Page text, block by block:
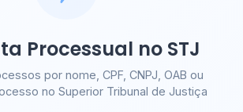
Processual no STJ
por nome, CPF, CNPJ, OAB ou
no Superior Tribunal de Justiça